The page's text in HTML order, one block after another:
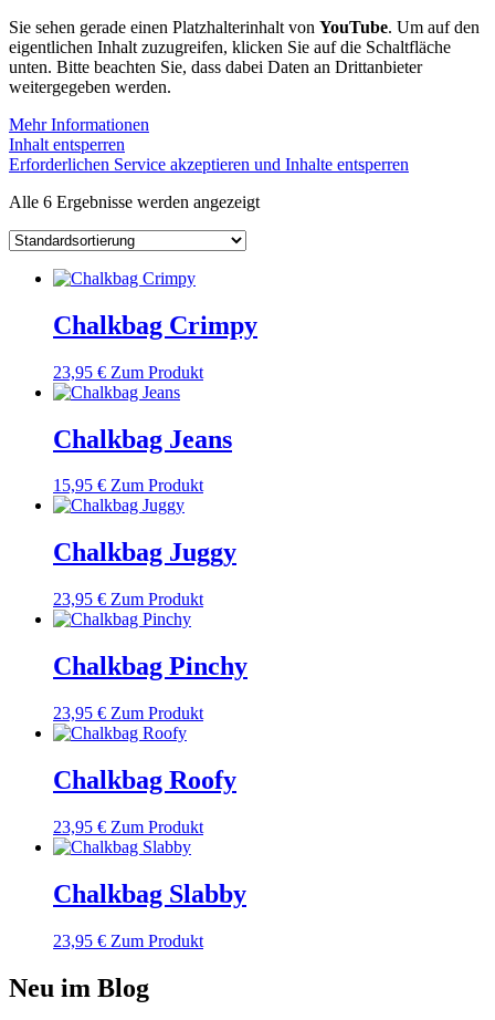
Sie sehen gerade einen Platzhalterinhalt von YouTube. Um auf den
eigentlichen Inhalt zuzugreifen, klicken Sie auf die Schaltfläche
unten. Bitte beachten Sie, dass dabei Daten an Drittanbieter
weitergegeben werden.
Mehr Informationen
Inhalt entsperren
Erforderlichen Service akzeptieren und Inhalte entsperren
Alle 6 Ergebnisse werden angezeigt
Chalkbag Crimpy
23,95 € Zum Produkt
Chalkbag Jeans
15,95 € Zum Produkt
Chalkbag Juggy
23,95 € Zum Produkt
Chalkbag Pinchy
23,95 € Zum Produkt
Chalkbag Roofy
23,95 € Zum Produkt
Chalkbag Slabby
23,95 € Zum Produkt
Neu im Blog